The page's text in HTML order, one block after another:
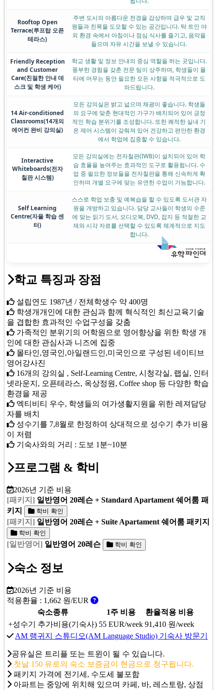
Rooftop Open
Terrace(루프탑 오픈
테라스)
주변 도시의 아름다운 전경을 감상하며 급우 및 교직
원들과 친목을 도모할 수 있는 공간입니다. 탁 트인 야
외 환경 속에서 아침이나 점심 식사를 즐기고, 음악을
들으며 자유 시간을 보낼 수 있습니다.
Friendly Reception
and Customer
Care(친절한 안내 데
스크 및 학생 케어)
학교 생활 및 정보 안내의 중심 역할을 하는 곳입니다.
풍부한 경험을 갖춘 전문 팀이 상주하며, 학생들이 몰
타에 머무는 동안 필요한 모든 사항을 적극적으로 도
와드립니다.
14 Air-conditioned
Classrooms(14개의
에어컨 완비 강의실)
모든 강의실은 밝고 넓으며 채광이 좋습니다. 학생들
의 요구에 맞춘 현대적인 가구가 배치되어 있어 긍정
적인 학습 분위기를 조성합니다. 또한 쾌적한 실내 기
온 제어 시스템이 갖춰져 있어 건강하고 편안한 환경
에서 학업에 집중할 수 있습니다.
Interactive
Whiteboards(전자
칠판 시스템)
모든 강의실에는 전자칠판(IWB)이 설치되어 있어 학
습 효율을 높여주는 효과적인 도구로 활용됩니다. 수
업 중 필요한 정보들을 전자칠판을 통해 신속하게 확
인하며 개별 요구에 맞는 유연한 수업이 가능합니다.
Self Learning
Centre(자율 학습 센
터)
스스로 학업 보충 및 예복습을 할 수 있도록 도서관 자
원을 개방하고 있습니다. 담당 교사들이 학생의 수준
에 맞는 읽기 도서, 오디오북, DVD, 잡지 등 적절한 교
재와 시각 자료를 선택할 수 있도록 체계적으로 지도
합니다.
학교 특징과 장점
설립연도 1987년 / 전체학생수 약 400명
학생개개인에 대한 관심과 함께 혁식적인 최신교육기술
을 겹합한 효과적인 수업구성을 갖춤
가족적인 분위기의 어학원으로 영어향상을 위한 학생 개
인에 대한 관심사과 니즈에 집중
몰타인,영국인,아일랜드인,미국인으로 구성된 네이티브
영어강사진
16개의 강의실 , Self-Learning Centre, 시청각실, 랩실, 인터
넷라운지, 오픈테라스, 옥상정원, Coffee shop 등 다양한 학습
환경을 제공
엑티비티 우수, 학생들의 여가생활지원을 위한 레져담당
자를 배치
성수기를 7,8월로 한정하여 상대적으로 성수기 추가 비용
이 저렴
기숙사와의 거리 : 도보 1분~10분
프로그램 & 학비
2026년 기준 비용
[패키지] 일반영어 20레슨 + Standard Apartament 쉐어룸 패
키지
학비 확인
[패키지] 일반영어 20레슨 + Suite Apartament 쉐어룸 패키지
학비 확인
[일반영어] 일반영어 20레슨 학비 확인
숙소 정보
2026년 기준 비용
적용환율 : 1,662 원/EUR
숙소종류
1주 비용
환율적용 비용
+성수기 추가비용(기숙사) 55 EUR/week 91,410 원/week
AM 랭귀지 스튜디오(AM Language Studio) 기숙사 방문기
공유실은 트리플 또는 트윈이 될 수 있습니다.
첫날 150 유로의 숙소 보증금이 현금으로 청구됩니다.
패키지 가격에 전기세, 수도세 불포함
아파트는 중앙에 위치해 있으며 카페, 바, 레스토랑, 상점